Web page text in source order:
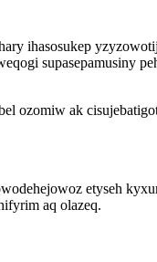
ihasosukep
supasepamusiny
ozomiw ak
etyseh
aq olazeq.